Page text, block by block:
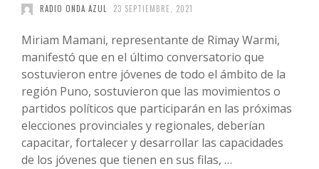
RADIO ONDA AZUL 23 SEPTIEMBRE, 2021
Miriam Mamani, representante de Rimay Warmi,
manifestó que en el último conversatorio que
sostuvieron entre jóvenes de todo el ámbito de la
región Puno, sostuvieron que las movimientos o
partidos políticos que participarán en las próximas
elecciones provinciales y regionales, deberían
capacitar, fortalecer y desarrollar las capacidades
de los jóvenes que tienen en sus filas, …